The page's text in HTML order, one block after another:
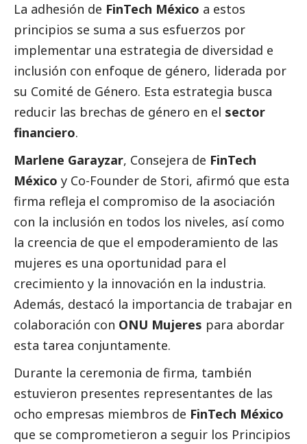
La adhesión de FinTech México a estos
principios se suma a sus esfuerzos por
implementar una estrategia de diversidad e
inclusión con enfoque de género, liderada por
su Comité de Género. Esta estrategia busca
reducir las brechas de género en el sector
financiero.
Marlene Garayzar, Consejera de FinTech
México y Co-Founder de Stori, afirmó que esta
firma refleja el compromiso de la asociación
con la inclusión en todos los niveles, así como
la creencia de que el empoderamiento de las
mujeres es una oportunidad para el
crecimiento y la innovación en la industria.
Además, destacó la importancia de trabajar en
colaboración con ONU Mujeres para abordar
esta tarea conjuntamente.
Durante la ceremonia de firma, también
estuvieron presentes representantes de las
ocho empresas miembros de FinTech México
que se comprometieron a seguir los Principios